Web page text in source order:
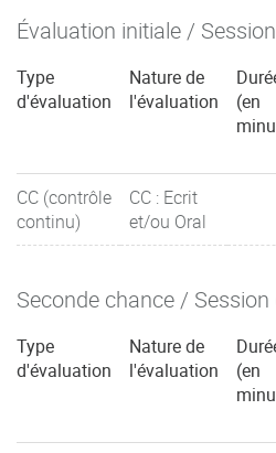
Évaluation initiale /
Type
d'évaluation
Nature de
l'évaluation
(en
CC (contrôle
continu)
CC : Ecrit
et/ou Oral
Seconde chance /
Type
d'évaluation
Nature de
l'évaluation
(en